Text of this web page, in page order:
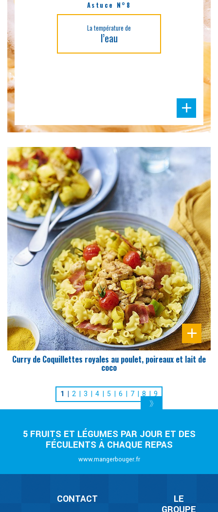
Astuce N°8
La température de
l’eau
DIFFICULTÉ
PRÉPARATION
10 Min
Curry de Coquillettes royales au poulet, poireaux et lait de
coco
1 2 3 4 5 6 7 8 9
5 FRUITS ET LÉGUMES PAR JOUR ET DES
FÉCULENTS À CHAQUE REPAS
www.mangerbouger.fr
CONTACT
LE